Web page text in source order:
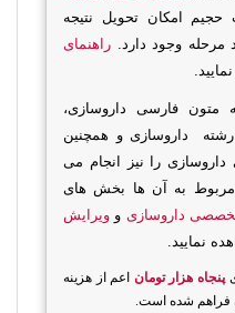
حجیم امکان تحویل نتیجه
وجود دارد. راهنمای
متون فارسی داروسازی،
داروسازی و همچنین
را نیز انجام می
به آن ها بخش های
داروسازی و ویرایش
نمایید.
پنجاه هزار تومان اعم از هزینه
فراهم شده است.